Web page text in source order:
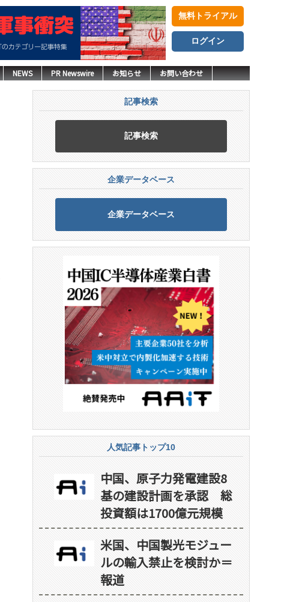
無料トライアル
ログイン
NEWS PR Newswire お知らせ お問い合わせ
記事検索
記事検索
企業データベース
企業データベース
人気記事トップ10
中国、原子力発電建設8
基の建設計画を承認 総
投資額は1700億元規模
米国、中国製光モジュー
ルの輸入禁止を検討か＝
報道